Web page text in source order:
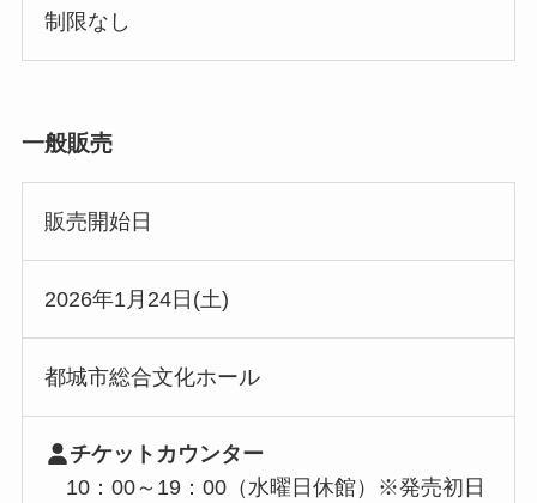
制限なし
一般販売
販売開始日
2026年1月24日(土)
都城市総合文化ホール
チケットカウンター
10：00～19：00（水曜日休館）※発売初日